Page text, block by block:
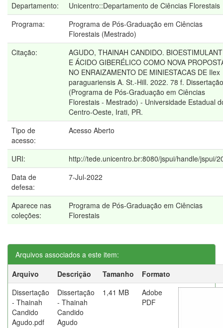
Departamento:
Unicentro::Departamento de Ciências Florestais
Programa:
Programa de Pós-Graduação em Ciências
Florestais (Mestrado)
Citação:
AGUDO, THAINAH CANDIDO.
E ÁCIDO GIBERÉLICO COMO NOVA
NO ENRAIZAMENTO DE MINIESTACAS DE Ilex
paraguariensis A. St.-Hill. 2022. 78 f. Dissertação
(Programa de Pós-Graduação em Ciências
Florestais - Mestrado) - Universidade Estadual
Centro-Oeste, Irati, PR.
Tipo de
acesso:
Acesso Aberto
URI:
http://tede.unicentro.br:8080/jspui/handle/jspui/
Data de
defesa:
7-Jul-2022
Aparece nas
coleções:
Programa de Pós-Graduação em Ciências
Florestais
Arquivos associados a este item:
Arquivo
Descrição Tamanho
Formato
Dissertação
- Thainah
Candido
Agudo.pdf
Dissertação
- Thainah
Candido
Agudo
1,41 MB
Adobe
PDF